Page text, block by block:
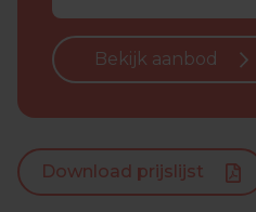
Bekijk aanbod
Download prijslijst